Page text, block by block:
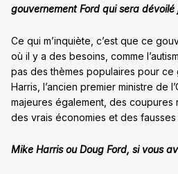
gouvernement Ford qui sera dévoilé
Ce qui m’inquiète, c’est que ce
où il y a des besoins, comme
pas des thèmes populaires pour
Harris, l’ancien premier ministre de
majeures également, des coupures
des vrais économies et des fausses
Mike Harris ou Doug Ford, si vous